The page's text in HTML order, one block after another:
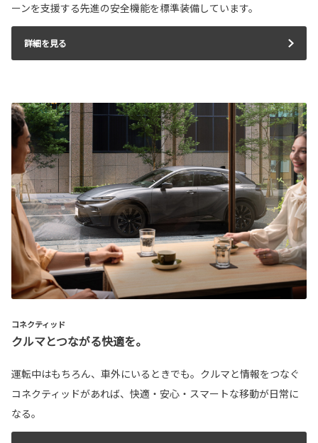
ーンを支援する先進の安全機能を標準装備しています。
詳細を見る
コネクティッド
クルマとつながる快適を。
運転中はもちろん、車外にいるときでも。クルマと情報をつなぐ
コネクティッドがあれば、快適・安心・スマートな移動が日常に
なる。